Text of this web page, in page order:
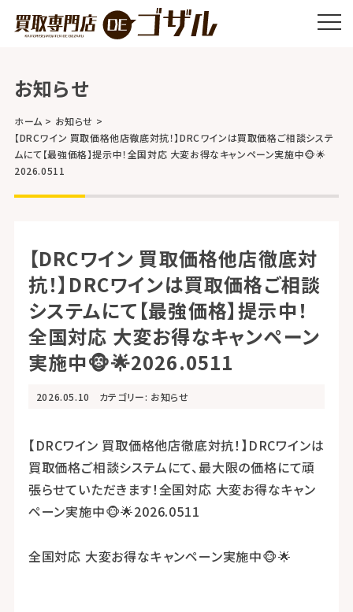
お知らせ
ホーム
お知らせ
【DRCワイン 買取価格他店徹底対抗！】DRCワインは買取価格ご相談システ
ムにて【最強価格】提示中！全国対応 大変お得なキャンペーン実施中🐵🌟
2026.0511
【DRCワイン 買取価格他店徹底対
抗！】DRCワインは買取価格ご相談
システムにて【最強価格】提示中！
全国対応 大変お得なキャンペーン
実施中🐵🌟2026.0511
2026.05.10 カテゴリー: お知らせ
【DRCワイン 買取価格他店徹底対抗！】DRCワインは
買取価格ご相談システムにて、最大限の価格にて頑
張らせていただきます！全国対応 大変お得なキャン
ペーン実施中🐵🌟2026.0511
全国対応 大変お得なキャンペーン実施中🐵🌟